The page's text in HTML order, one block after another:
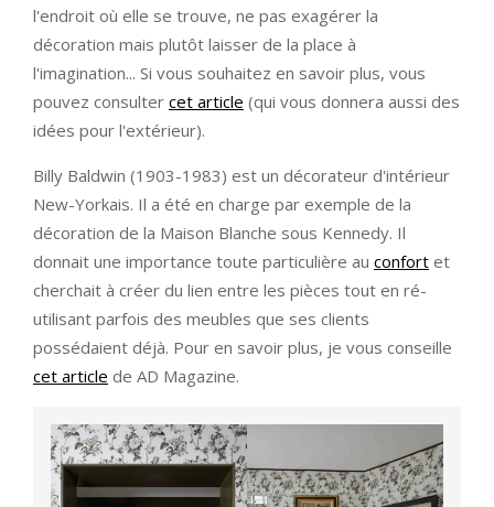
l'endroit où elle se trouve, ne pas exagérer la
décoration mais plutôt laisser de la place à
l'imagination... Si vous souhaitez en savoir plus, vous
pouvez consulter cet article (qui vous donnera aussi des
idées pour l'extérieur).
Billy Baldwin (1903-1983) est un décorateur d'intérieur
New-Yorkais. Il a été en charge par exemple de la
décoration de la Maison Blanche sous Kennedy. Il
donnait une importance toute particulière au confort et
cherchait à créer du lien entre les pièces tout en ré-
utilisant parfois des meubles que ses clients
possédaient déjà. Pour en savoir plus, je vous conseille
cet article de AD Magazine.